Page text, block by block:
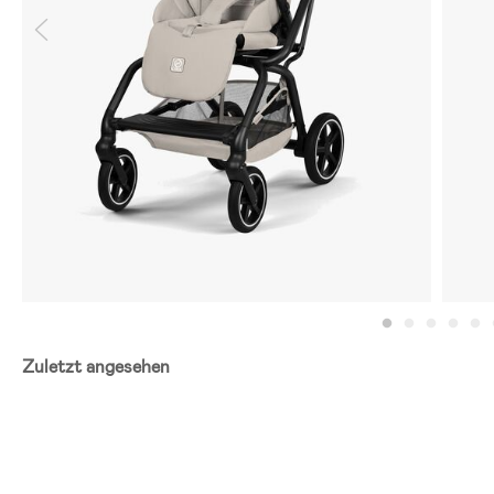
Zuletzt angesehen